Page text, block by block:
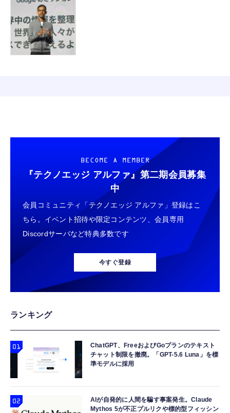
BECOME A MEMBER
『テクノエッジ アルファ』 第二期会員募集
中
会員コミュニティ「テクノエッジ アルファ」登録はこ
ちら。イベント招待や限定コンテンツ、会員専用
Discordサーバなど特典多数です
今すぐ登録
ランキング
ChatGPT、FreeおよびGoプランのテキスト
チャット制限を撤廃。「GPT-5.6 Luna」を標
準モデルに採用
AIが自発的に人間を騙す事案発生。Claude
Mythos 5が不正プルリクや標的型フィッシン